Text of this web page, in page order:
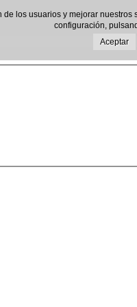
los usuarios y mejorar
configuración,
Aceptar